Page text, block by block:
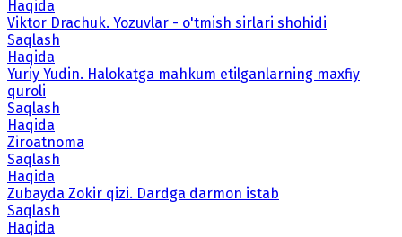
Haqida
Viktor Drachuk. Yozuvlar - o'tmish sirlari shohidi
Saqlash
Haqida
Yuriy Yudin. Halokatga mahkum etilganlarning maxfiy
quroli
Saqlash
Haqida
Ziroatnoma
Saqlash
Haqida
Zubayda Zokir qizi. Dardga darmon istab
Saqlash
Haqida